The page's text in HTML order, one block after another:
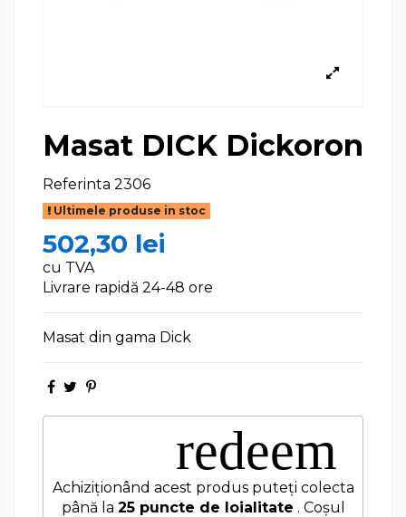
Masat DICK Dickoron
Referinta 2306
Ultimele produse in stoc
502,30 lei
cu TVA
Livrare rapidă 24-48 ore
Masat din gama Dick
redeem
Achiziționând acest produs puteți colecta
până la 25puncte de loialitate . Coșul